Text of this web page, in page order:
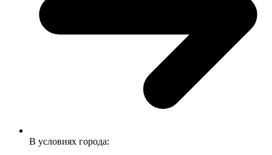
В условиях города: